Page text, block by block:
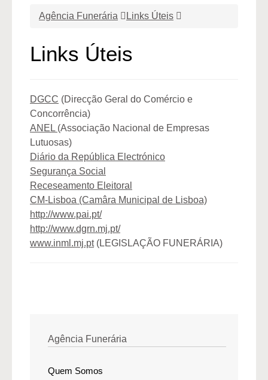
Agência Funerária Links Úteis
Links Úteis
DGCC (Direcção Geral do Comércio e
Concorrência)
ANEL (Associação Nacional de Empresas
Lutuosas)
Diário da República Electrónico
Segurança Social
Receseamento Eleitoral
CM-Lisboa (Camâra Municipal de Lisboa)
http://www.pai.pt/
http://www.dgrn.mj.pt/
www.inml.mj.pt(LEGISLAÇÃO FUNERÁRIA)
Agência Funerária
Quem Somos